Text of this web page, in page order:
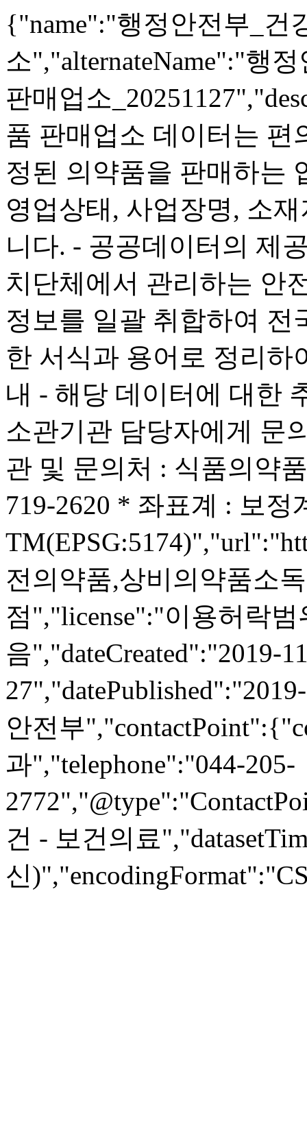
{"name":"행정안전부_건
소","alternateName":"행
판매업소
품 판매업소 데이터는 편
정된 의약품을 판매하는
영업상태, 사업장명, 소
니다. - 공공데이터의 제
치단체에서 관리하는 안
정보를 일괄 취합하여 전
한 서식과 용어로 정리하
내 - 해당 데이터에 대한
소관기관 담당자에게 문
관 및 문의처 : 식품의약
719-2620 * 좌표계 : 보정
전의약품,상비의약품소
점","license":"이용허락범
음","dateCreated":"2019-
안전부
과","telephone":"044-205-
건 - 보건의료
신